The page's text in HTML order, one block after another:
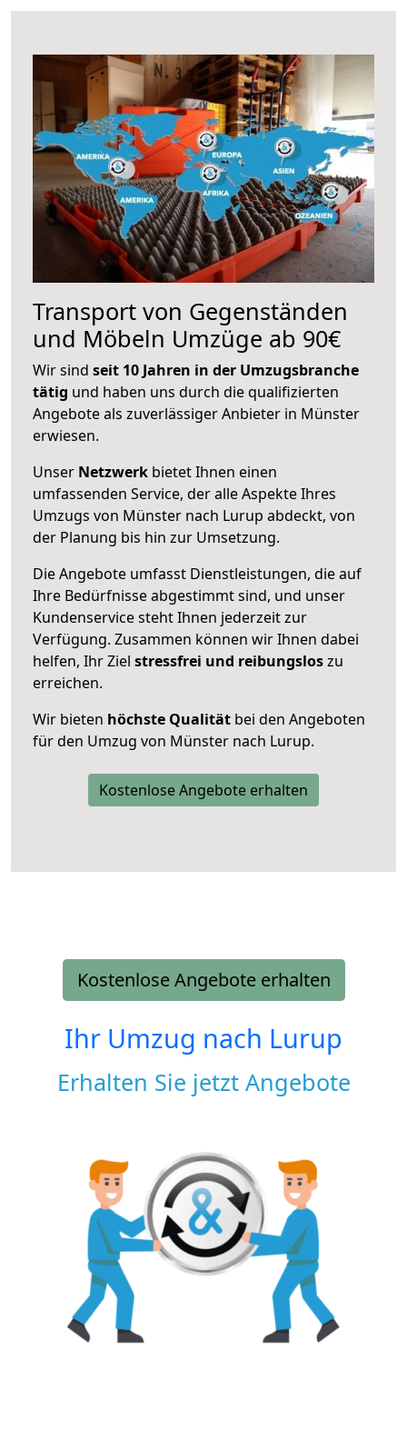
Transport von Gegenständen
und Möbeln Umzüge ab 90€
Wir sind seit 10 Jahren in der Umzugsbranche
tätig und haben uns durch die qualifizierten
Angebote als zuverlässiger Anbieter in Münster
erwiesen.
Unser Netzwerk bietet Ihnen einen
umfassenden Service, der alle Aspekte Ihres
Umzugs von Münster nach Lurup abdeckt, von
der Planung bis hin zur Umsetzung.
Die Angebote umfasst Dienstleistungen, die auf
Ihre Bedürfnisse abgestimmt sind, und unser
Kundenservice steht Ihnen jederzeit zur
Verfügung. Zusammen können wir Ihnen dabei
helfen, Ihr Ziel stressfrei und reibungsloszu
erreichen.
Wir bieten höchste Qualität bei den Angeboten
für den Umzug von Münster nach Lurup.
Kostenlose Angebote erhalten
Kostenlose Angebote erhalten
Ihr Umzug nach Lurup
Erhalten Sie jetzt Angebote